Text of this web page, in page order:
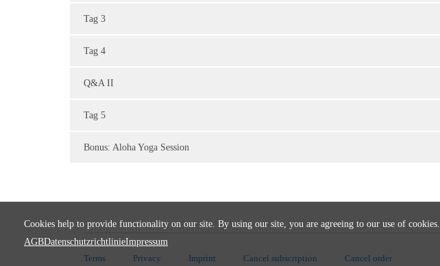
Tag 3
Tag 4
Q&A II
Tag 5
Bonus: Aloha Yoga Session
Terms Privacy Imprint Cancel subscription Cancel order
Cookies help to provide functionality on our site. By using our site, you are agreeing to our use of cookies.
AGBDatenschutzrichtlinieImpressum